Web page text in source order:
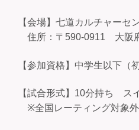
【会場】七道カルチャーセ
住所：〒590-0911 大阪
【参加資格】中学生以下（
【試合形式】10分持ち ス
※全国レーティング対象外